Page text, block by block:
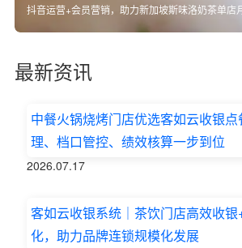
抖音运营+会员营销，助力新加坡斯味洛奶茶单店
最新资讯
中餐火锅烧烤门店优选客如云收银
理、档口管控、绩效核算一步到位
2026.07.17
客如云收银系统｜茶饮门店高效收
化，助力品牌连锁规模化发展